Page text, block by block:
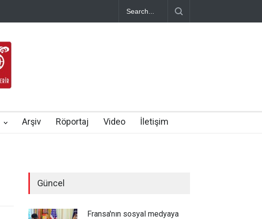
Arşiv Röportaj Video İletişim
Güncel
Fransa'nın sosyal medyaya